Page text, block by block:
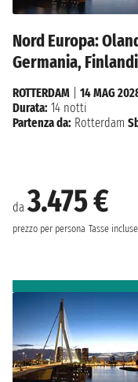
Nord Europa:
Germania,
da3.475 €
prezzo per persona Tasse incluse
ROTTERDAM
14 MAG
Durata: 14 notti
Partenza da: Rotterdam